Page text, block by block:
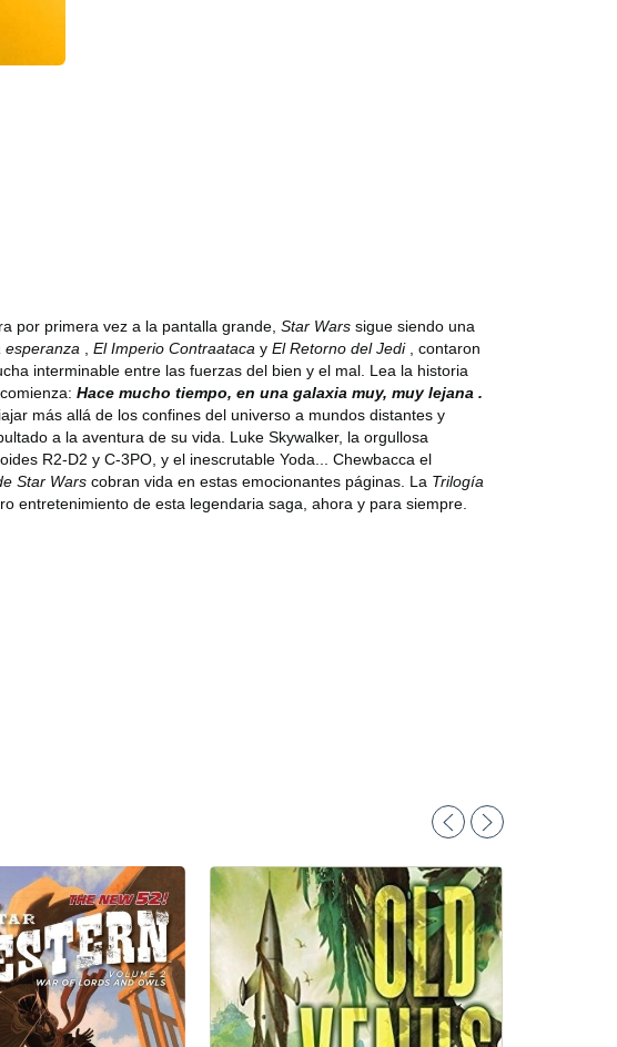
por primera vez a la pantalla grande, Star Wars sigue siendo una
esperanza El Imperio Contraataca y El Retorno del Jedi
, contaron
interminable entre las fuerzas del bien y el mal. Lea la historia
Hace mucho tiempo, en una galaxia muy, muy lejana .
más allá de los confines del universo a mundos distantes y
a la aventura de su vida. Luke Skywalker, la orgullosa
R2-D2 y C-3PO, y el inescrutable Yoda... Chewbacca el
Star Wars cobran vida en estas emocionantes páginas. La Trilogía
entretenimiento de esta legendaria saga, ahora y para siempre.